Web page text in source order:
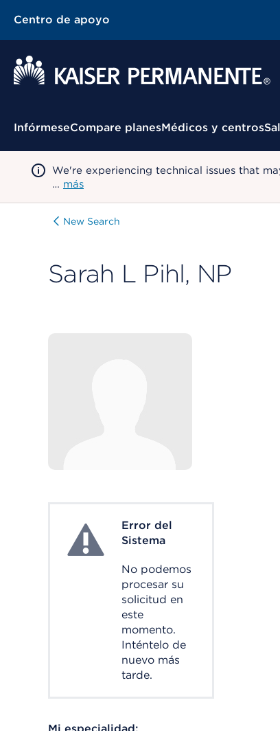
Centro de apoyo
Menú contextual
InfórmeseCompare planesMédicos y centros
We're experiencing technical issues that
… más
New Search
Sarah L Pihl, NP
System ErrorError del
Sistema
No podemos
procesar su
solicitud en
este
momento.
Inténtelo de
nuevo más
tarde.